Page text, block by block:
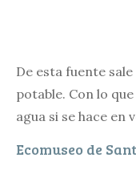
De esta fuente
potable. Con lo
agua si se hace en
Ecomuseo de